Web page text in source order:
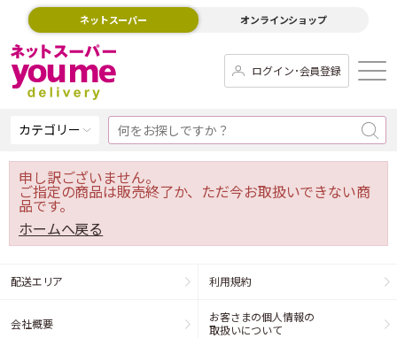
ネットスーパー オンラインショップ
ログイン･会員登録
カテゴリー
申し訳ございません。
ご指定の商品は販売終了か、ただ今お取扱いできない商
品です。
ホームへ戻る
配送エリア 利用規約
会社概要
お客さまの個人情報の
取扱いについて